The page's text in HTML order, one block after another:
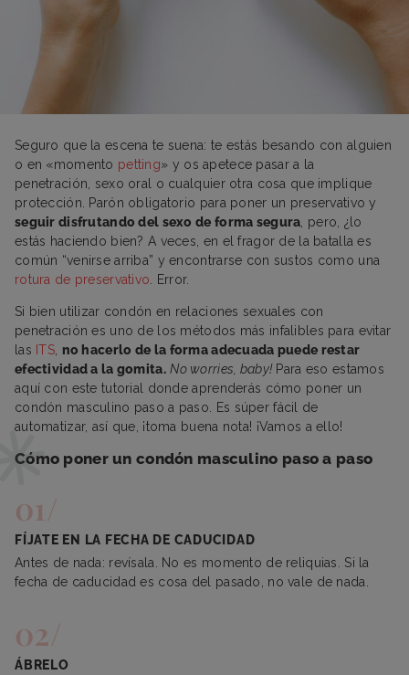
Seguro que la escena te suena: te estás besando con alguien
o en «momento petting» y os apetece pasar a la
penetración, sexo oral o cualquier otra cosa que implique
protección. Parón obligatorio para poner un preservativo y
seguir disfrutando del sexo de forma segura , pero, ¿lo
estás haciendo bien? A veces, en el fragor de la batalla es
común “venirse arriba” y encontrarse con sustos como una
rotura de preservativo . Error.
Si bien utilizar condón en relaciones sexuales con
penetración es uno de los métodos más infalibles para evitar
las ITS no hacerlo de la forma adecuada puede restar
efectividad a la gomita. No worries, baby!Para eso estamos
aquí con este tutorial donde aprenderás cómo poner un
condón masculino paso a paso. Es súper fácil de
automatizar, así que, ¡toma buena nota! ¡Vamos a ello!
Cómo poner un condón masculino paso a paso
FÍJATE EN LA FECHA DE CADUCIDAD
Antes de nada: revísala. No es momento de reliquias. Si la
fecha de caducidad es cosa del pasado, no vale de nada.
ÁBRELO